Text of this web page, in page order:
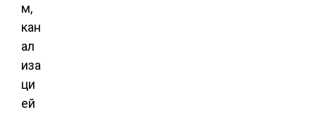
м,
кан
ал
иза
ци
ей